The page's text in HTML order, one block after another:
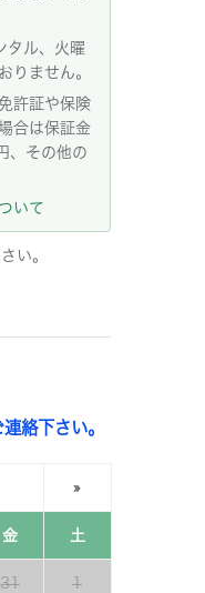
タル、火曜
りません。
許証や保険
合は保証金
、その他の
いて
い。
絡下さい。
»
金 土
31 1